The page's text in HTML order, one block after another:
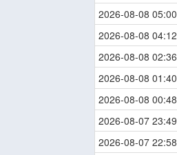
2026-08-08 05:00
2026-08-08 04:12
2026-08-08 02:36
2026-08-08 01:40
2026-08-08 00:48
2026-08-07 23:49
2026-08-07 22:58